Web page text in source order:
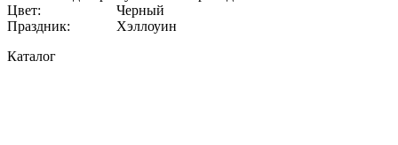
Цвет:
Черный
Праздник:
Хэллоуин
Каталог